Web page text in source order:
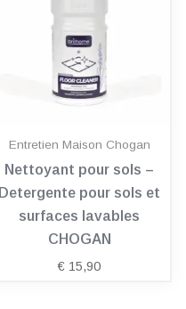
Entretien Maison Chogan
Nettoyant pour sols –
Detergente pour sols et
surfaces lavables
CHOGAN
€ 15,90